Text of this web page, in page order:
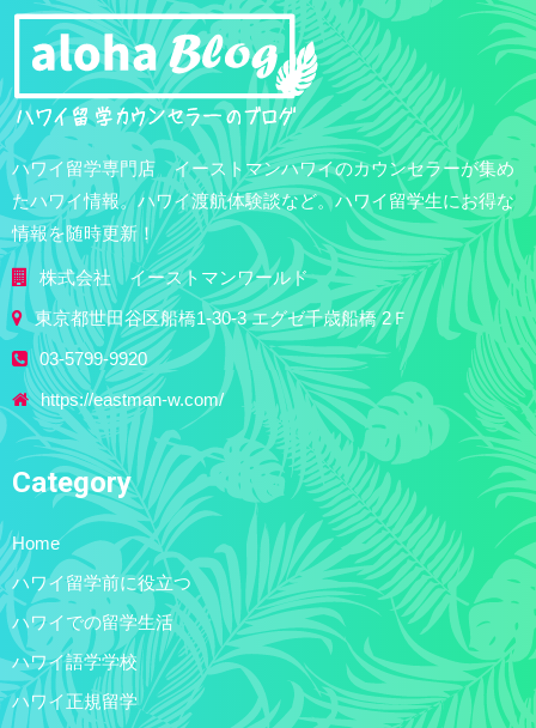
ハワイ留学専門店 イーストマンハワイのカウンセラーが集め
たハワイ情報。ハワイ渡航体験談など。ハワイ留学生にお得な
情報を随時更新！
株式会社 イーストマンワールド
東京都世田谷区船橋1-30-3 エグゼ千歳船橋 2Ｆ
03-5799-9920
https://eastman-w.com/
Category
Home
ハワイ留学前に役立つ
ハワイでの留学生活
ハワイ語学学校
ハワイ正規留学